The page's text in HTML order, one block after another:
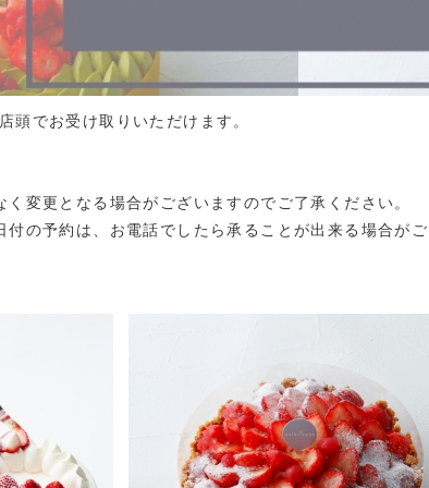
頭でお受け取りいただけます。
変更となる場合がございますのでご了承ください。
の予約は、お電話でしたら承ることが出来る場合がご